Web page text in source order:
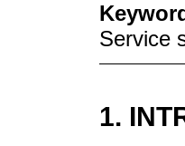
Service
1.